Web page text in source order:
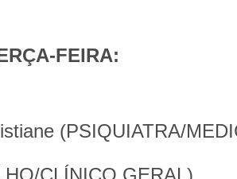
FEIRA:
(PSIQUIATRA/